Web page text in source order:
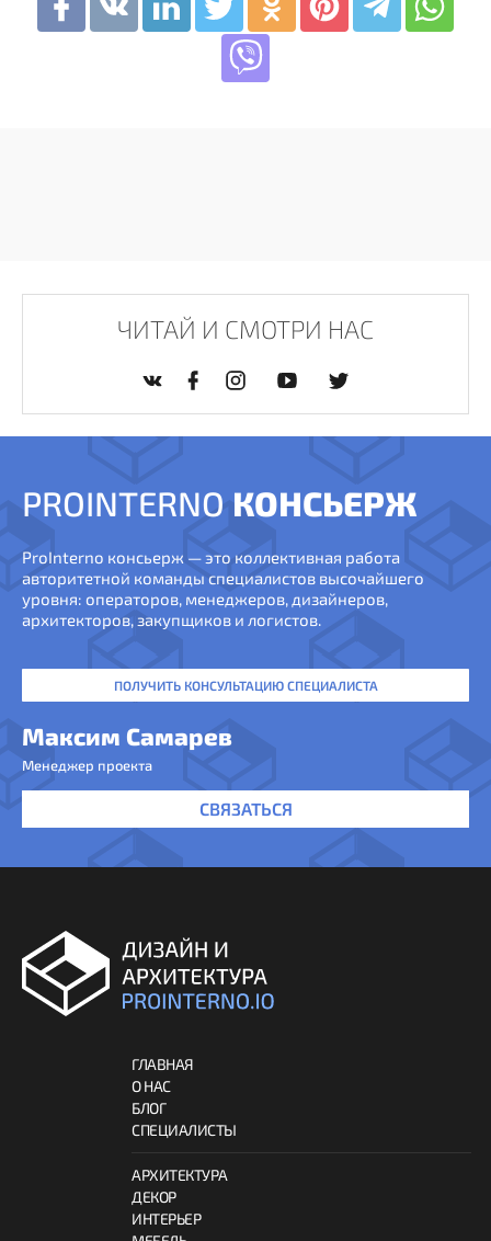
ЧИТАЙ И СМОТРИ НАС
PROINTERNO КОНСЬЕРЖ
ProInterno консьерж — это коллективная работа
авторитетной команды специалистов высочайшего
уровня: операторов, менеджеров, дизайнеров,
архитекторов, закупщиков и логистов.
ПОЛУЧИТЬ КОНСУЛЬТАЦИЮ СПЕЦИАЛИСТА
Максим Самарев
Менеджер проекта
СВЯЗАТЬСЯ
ГЛАВНАЯ
О НАС
БЛОГ
СПЕЦИАЛИСТЫ
АРХИТЕКТУРА
ДЕКОР
ИНТЕРЬЕР